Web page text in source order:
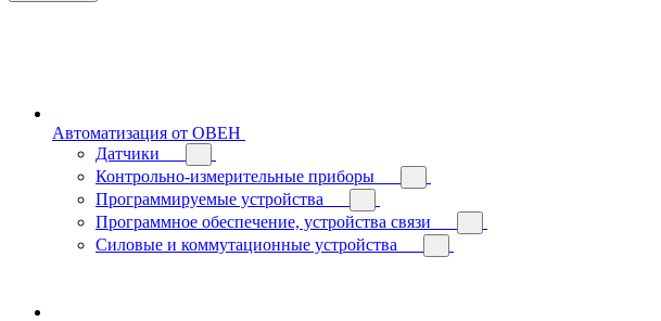
Автоматизация от ОВЕН
Датчики
Контрольно-измерительные приборы
Программируемые устройства
Программное обеспечение, устройства связи
Силовые и коммутационные устройства